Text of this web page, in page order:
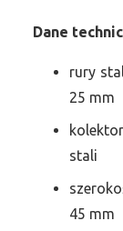
Dane t
rury
25 mm
stali
45 mm